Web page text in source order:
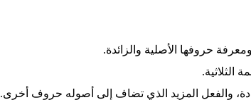
حروفها الأصلية والزائدة.
الثلاثية.
والفعل المزيد الذي تضاف إلى أصوله حروف أخرى.